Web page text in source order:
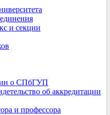
и секции
о СПбГУП
об аккредитации
и профессора